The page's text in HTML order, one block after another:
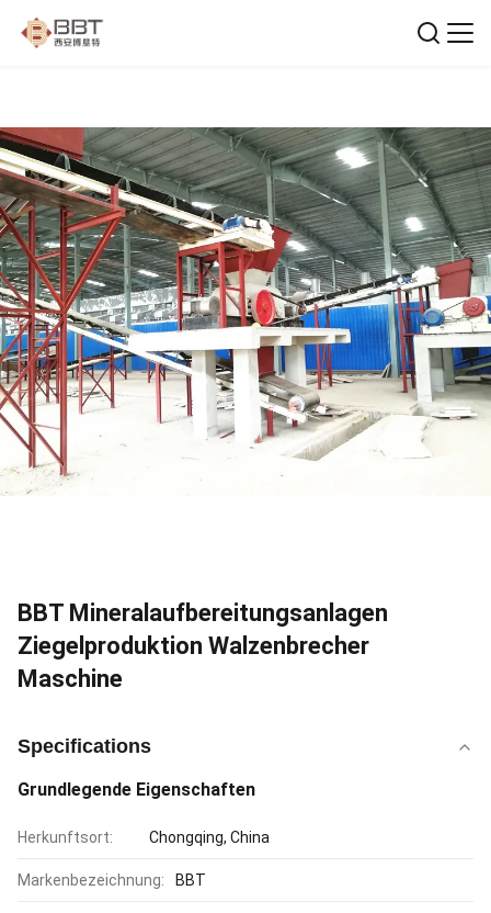
BBT Mineralaufbereitungsanlagen
Ziegelproduktion Walzenbrecher
Maschine
Specifications
Grundlegende Eigenschaften
Herkunftsort: Chongqing, China
Markenbezeichnung: BBT